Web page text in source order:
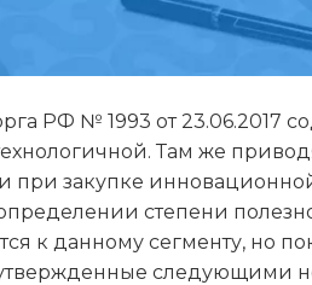
РФ № 1993 от 23.06.2017
Там же
при закупке
степени
к данному сегменту, но
следующими